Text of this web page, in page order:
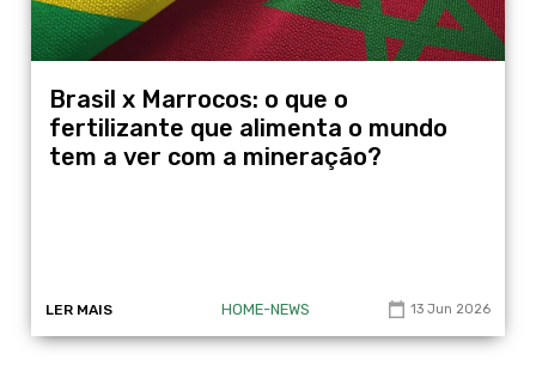
Brasil x Marrocos: o que o
fertilizante que alimenta o mundo
tem a ver com a mineração?
LER MAIS HOME-NEWS 13 Jun 2026